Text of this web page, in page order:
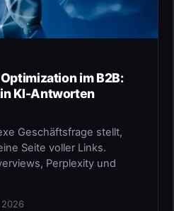
im B2B:
KI-Antworten
Geschäftsfrage stellt,
Seite voller Links.
Perplexity und
2026